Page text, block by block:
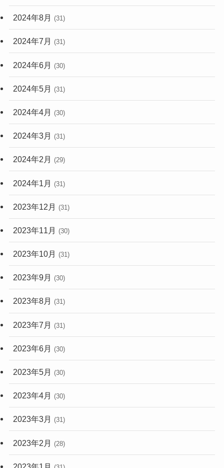
2024年8月 (31)
2024年7月 (31)
2024年6月 (30)
2024年5月 (31)
2024年4月 (30)
2024年3月 (31)
2024年2月 (29)
2024年1月 (31)
2023年12月 (31)
2023年11月 (30)
2023年10月 (31)
2023年9月 (30)
2023年8月 (31)
2023年7月 (31)
2023年6月 (30)
2023年5月 (30)
2023年4月 (30)
2023年3月 (31)
2023年2月 (28)